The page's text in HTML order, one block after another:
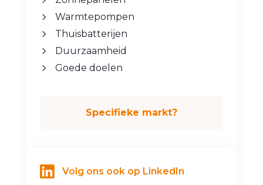
Warmtepompen
Thuisbatterijen
Duurzaamheid
Goede doelen
Specifieke markt?
Volg ons ook op LinkedIn